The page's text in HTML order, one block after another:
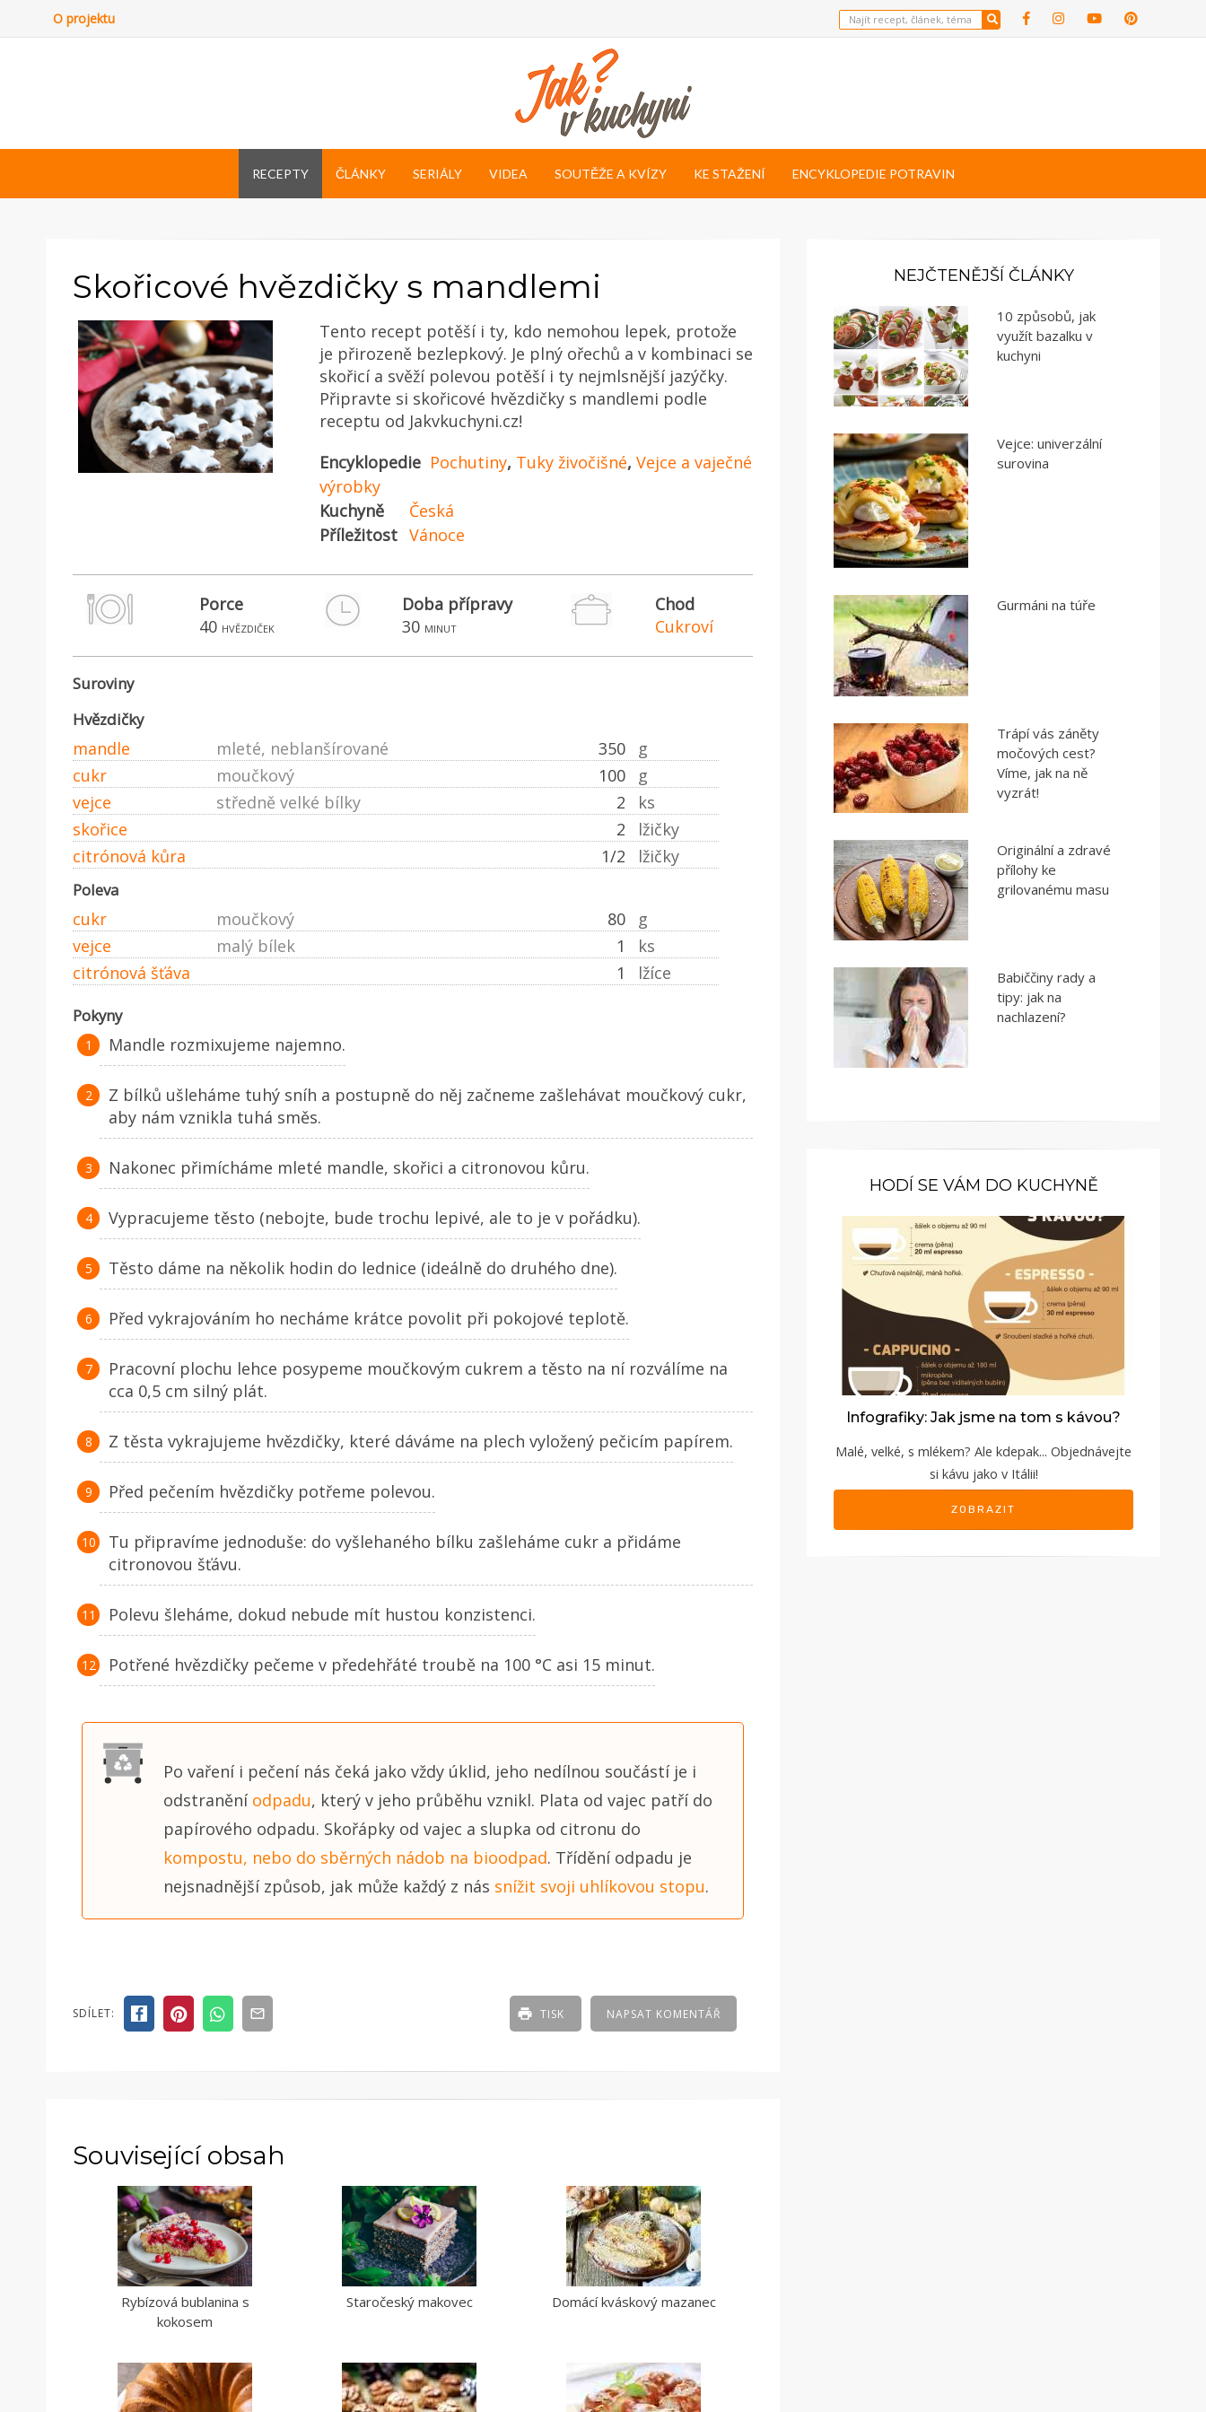
O projektu
RECEPTY ČLÁNKY SERIÁLY VIDEA SOUTĚŽE A KVÍZY KE STAŽENÍ ENCYKLOPEDIE POTRAVIN
Skořicové hvězdičky s mandlemi
Tento recept potěší i ty, kdo nemohou lepek, protože
je přirozeně bezlepkový. Je plný ořechů a v kombinaci se
skořicí a svěží polevou potěší i ty nejmlsnější jazýčky.
Připravte si skořicové hvězdičky s mandlemi podle
receptu od Jakvkuchyni.cz!
Encyklopedie Pochutiny, Tuky živočišné, Vejce a vaječné
výrobky
Kuchyně
Česká
Příležitost Vánoce
Porce
40 hvězdiček
Doba přípravy
30 minut
Chod
Cukroví
Suroviny
Hvězdičky
mandle 350 g
mleté, neblanšírované
cukr
100 g
moučkový
vejce
2 ks
středně velké bílky
skořice
2
lžičky
citrónová kůra
1/2 lžičky
Poleva
cukr 80 g
moučkový
vejce
1 ks
malý bílek
citrónová šťáva
1 lžíce
Pokyny
Mandle rozmixujeme najemno.
Z bílků ušleháme tuhý sníh a postupně do něj začneme zašlehávat moučkový cukr,
aby nám vznikla tuhá směs.
Nakonec přimícháme mleté mandle, skořici a citronovou kůru.
Vypracujeme těsto (nebojte, bude trochu lepivé, ale to je v pořádku).
Těsto dáme na několik hodin do lednice (ideálně do druhého dne).
Před vykrajováním ho necháme krátce povolit při pokojové teplotě.
Pracovní plochu lehce posypeme moučkovým cukrem a těsto na ní rozválíme na
cca 0,5 cm silný plát.
Z těsta vykrajujeme hvězdičky, které dáváme na plech vyložený pečicím papírem.
Před pečením hvězdičky potřeme polevou.
Tu připravíme jednoduše: do vyšlehaného bílku zašleháme cukr a přidáme
citronovou šťávu.
Polevu šleháme, dokud nebude mít hustou konzistenci.
Potřené hvězdičky pečeme v předehřáté troubě na 100 °C asi 15 minut.
Po vaření i pečení nás čeká jako vždy úklid, jeho nedílnou součástí je i
odstranění odpadu, který v jeho průběhu vznikl. Plata od vajec patří do
papírového odpadu. Skořápky od vajec a slupka od citronu do
kompostu, nebo do sběrných nádob na bioodpad. Třídění odpadu je
nejsnadnější způsob, jak může každý z nás snížit svoji uhlíkovou stopu.
SDÍLET: NAPSAT KOMENTÁŘ
TISK
Související obsah
Rybízová bublanina s
kokosem
Staročeský makovec Domácí kváskový mazanec
NEJČTENĚJŠÍ ČLÁNKY
10 způsobů, jak
využít bazalku v
kuchyni
Vejce: univerzální
surovina
Gurmáni na túře
Trápí vás záněty
močových cest?
Víme, jak na ně
vyzrát!
Originální a zdravé
přílohy ke
grilovanému masu
Babiččiny rady a
tipy: jak na
nachlazení?
HODÍ SE VÁM DO KUCHYNĚ
Infografiky: Jak jsme na tom s kávou?
Malé, velké, s mlékem? Ale kdepak... Objednávejte
si kávu jako v Itálii!
ZOBRAZIT